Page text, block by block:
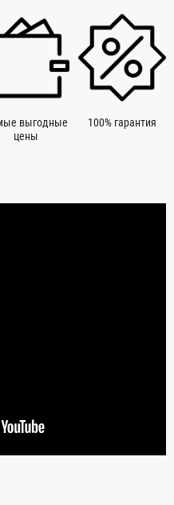
выгодные
цены
100% гарантия